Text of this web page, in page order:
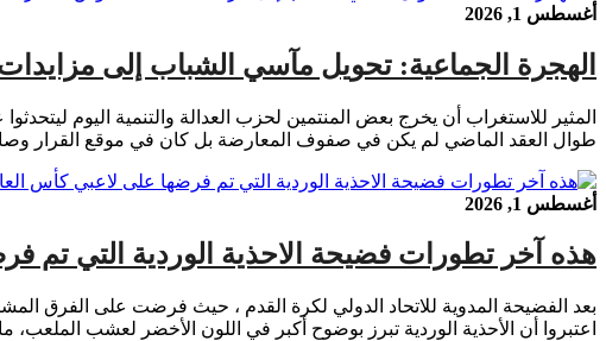
أغسطس 1, 2026
الهجرة الجماعية: تحويل مآسي الشباب إلى
المثير للاستغراب أن يخرج بعض المنتمين لحزب العدالة والتنمية اليوم
طوال العقد الماضي لم يكن في صفوف المعارضة بل كان في موقع القرار
أغسطس 1, 2026
هذه آخر تطورات فضيحة الاحذية الوردية التي تم
اعتبروا أن الأحذية الوردية تبرز بوضوح أكبر في اللون الأخضر لعشب